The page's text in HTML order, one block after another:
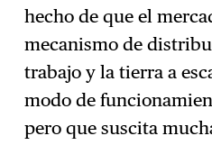
hecho de que el
mecanismo de
trabajo y la tierra a
modo de
pero que suscita